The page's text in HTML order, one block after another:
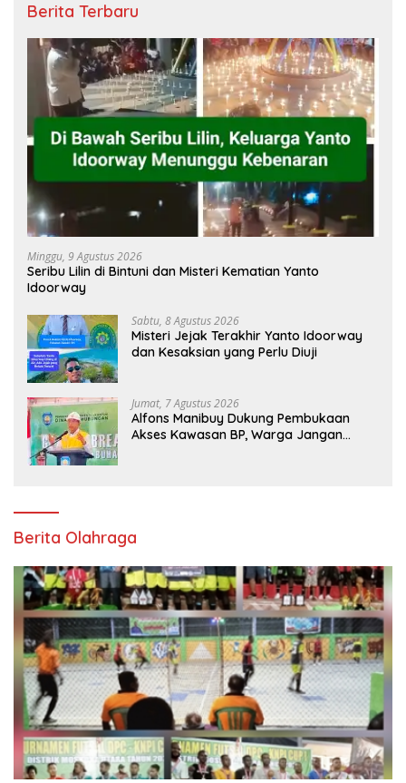
Berita Terbaru
Minggu, 9 Agustus 2026
Seribu Lilin di Bintuni dan Misteri Kematian Yanto
Idoorway
Sabtu, 8 Agustus 2026
Misteri Jejak Terakhir Yanto Idoorway
dan Kesaksian yang Perlu Diuji
Jumat, 7 Agustus 2026
Alfons Manibuy Dukung Pembukaan
Akses Kawasan BP, Warga Jangan
Berita Olahraga